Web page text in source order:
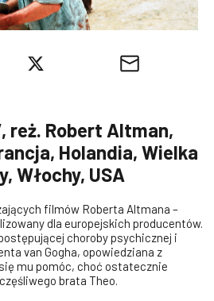
reż. Robert Altman,
Holandia, Wielka
Włochy, USA
filmów Roberta Altmana –
dla europejskich producentów.
choroby psychicznej i
van Gogha, opowiedziana z
mu pomóc, choć ostatecznie
brata Theo.